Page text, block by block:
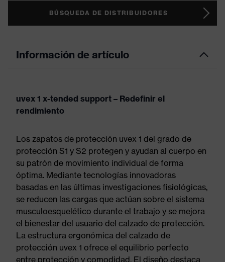
BÚSQUEDA DE DISTRIBUIDORES
Información de artículo
uvex 1 x-tended support – Redefinir el
rendimiento
Los zapatos de protección uvex 1 del grado de
protección S1 y S2 protegen y ayudan al cuerpo en
su patrón de movimiento individual de forma
óptima. Mediante tecnologías innovadoras
basadas en las últimas investigaciones fisiológicas,
se reducen las cargas que actúan sobre el sistema
musculoesquelético durante el trabajo y se mejora
el bienestar del usuario del calzado de protección.
La estructura ergonómica del calzado de
protección uvex 1 ofrece el equilibrio perfecto
entre protección y comodidad. El diseño destaca